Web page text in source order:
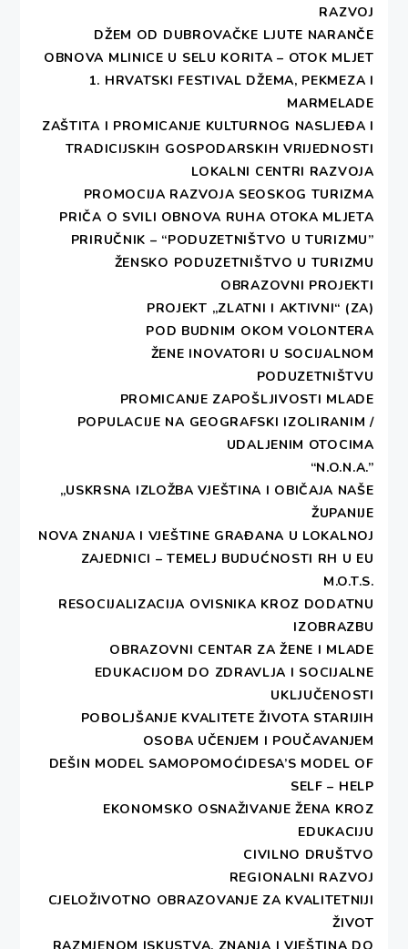
RAZVOJ
DŽEM OD DUBROVAČKE LJUTE NARANČE
OBNOVA MLINICE U SELU KORITA – OTOK MLJET
1. HRVATSKI FESTIVAL DŽEMA, PEKMEZA I
MARMELADE
ZAŠTITA I PROMICANJE KULTURNOG NASLJEĐA I
TRADICIJSKIH GOSPODARSKIH VRIJEDNOSTI
LOKALNI CENTRI RAZVOJA
PROMOCIJA RAZVOJA SEOSKOG TURIZMA
PRIČA O SVILI OBNOVA RUHA OTOKA MLJETA
PRIRUČNIK – “PODUZETNIŠTVO U TURIZMU”
ŽENSKO PODUZETNIŠTVO U TURIZMU
OBRAZOVNI PROJEKTI
PROJEKT „ZLATNI I AKTIVNI“ (ZA)
POD BUDNIM OKOM VOLONTERA
ŽENE INOVATORI U SOCIJALNOM
PODUZETNIŠTVU
PROMICANJE ZAPOŠLJIVOSTI MLADE
POPULACIJE NA GEOGRAFSKI IZOLIRANIM /
UDALJENIM OTOCIMA
“N.O.N.A.”
„USKRSNA IZLOŽBA VJEŠTINA I OBIČAJA NAŠE
ŽUPANIJE
NOVA ZNANJA I VJEŠTINE GRAĐANA U LOKALNOJ
ZAJEDNICI – TEMELJ BUDUĆNOSTI RH U EU
M.O.T.S.
RESOCIJALIZACIJA OVISNIKA KROZ DODATNU
IZOBRAZBU
OBRAZOVNI CENTAR ZA ŽENE I MLADE
EDUKACIJOM DO ZDRAVLJA I SOCIJALNE
UKLJUČENOSTI
POBOLJŠANJE KVALITETE ŽIVOTA STARIJIH
OSOBA UČENJEM I POUČAVANJEM
DEŠIN MODEL SAMOPOMOĆIDESA’S MODEL OF
SELF – HELP
EKONOMSKO OSNAŽIVANJE ŽENA KROZ
EDUKACIJU
CIVILNO DRUŠTVO
REGIONALNI RAZVOJ
CJELOŽIVOTNO OBRAZOVANJE ZA KVALITETNIJI
ŽIVOT
U to vrijeme DEŠA je, 1993. godine, aktivirala
radionice ručnog rada, u hotelima punim prognanika,
ponosnih Konavoka, koje su strpljivo i bez jaukanja
podnosile nevolje. Konavoke su bile prve i
najbrojnije među prognanicama koje su se pridružile
DEŠINIM radionicama. Mi, aktivne članice, često
smo razgovarale s njima, tražeći načina da im što
bolje pomognemo. Tako smo saznale puno
pojedinosti o okolnostima pod kojima su napuštale
svoje kuće pred napadima srpsko-crnogorske
Jednom prilikom iz grupe se izdvojila jedna postarija
žena, obučena u konavosku nošnju, uhvatila me za
ruku i tiho mi šapnula: ”Sinko, a bi li ti mogla meni
U prvi
što govori, pa
svoju priču:
„Bila sam u
počeli
zasule selo,
ljudi su
nagovorili me
njima, jer se u
selo više nije moglo vratiti. Ja sam otišla bez ičega,
u staroj robi u kojoj sam se zatekla. Ovo na meni
dali su mi susjedi, a mene je sramota biti obučena u
tuđu robu. Naše dvije kuće su spaljene. Imala sam
20 oprava i 5 kilograma imbrišima (oprana čista
svila za vez), sve je nestalo i ostala sam bez ičega.
Ali najteže mi je što ne mogu obnoviti svoju nošnju,
jer nemam svile i zato mi treba bubica.”